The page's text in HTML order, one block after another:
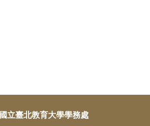
國立臺北教育大學學務處